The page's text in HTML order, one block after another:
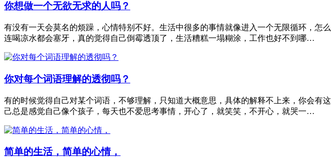
你想做一个无欲无求的人吗？
有没有一天会莫名的烦躁，心情特别不好。生活中很多的事情就像进入一个无限循环，
连喝凉水都会塞牙，真的觉得自己倒霉透顶了，生活糟糕一塌糊涂，工作也好不到哪…
你对每个词语理解的透彻吗？
有的时候觉得自己对某个词语，不够理解，只知道大概意思，具体的解释不上来，你会
己总是感觉自己像个孩子，每天也不爱思考事情，开心了，就笑笑，不开心，就哭一…
简单的生活，简单的心情，